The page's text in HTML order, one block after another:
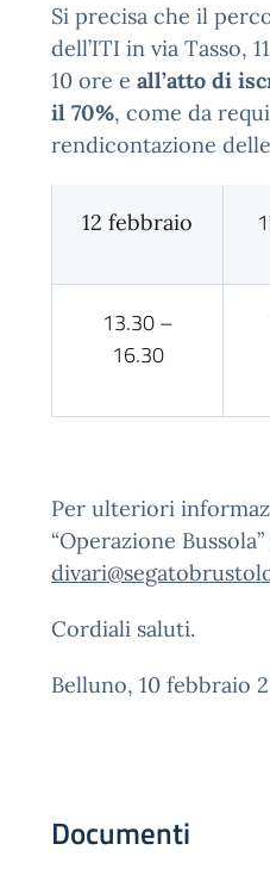
Si precisa che il
dell’ITI in via Tasso,
10 ore e all’atto di
il 70%, come da
rendicontazione
12 febbraio
13.30 –
16.30
Per ulteriori
“Operazione
Cordiali saluti.
Belluno, 10 febbraio
Documenti